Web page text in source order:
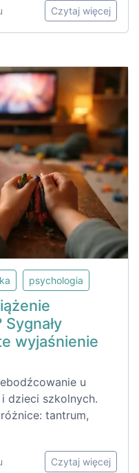
Czytaj więcej
psychologia
wyjaśnienie
u
dzieci szkolnych.
tantrum,
Czytaj więcej